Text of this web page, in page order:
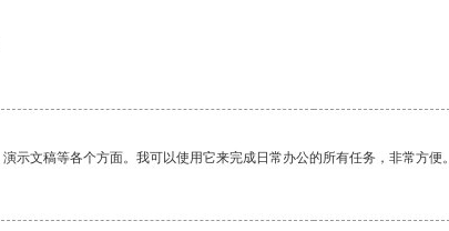
示文稿等各个方面。我可以使用它来完成日常办公的所有任务，非常方便。